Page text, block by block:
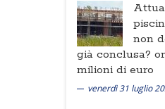
non
già conclusa?
milioni di euro
venerdì 31 luglio